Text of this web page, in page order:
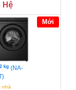
Hệ
Mới
kg (NA-
nhà